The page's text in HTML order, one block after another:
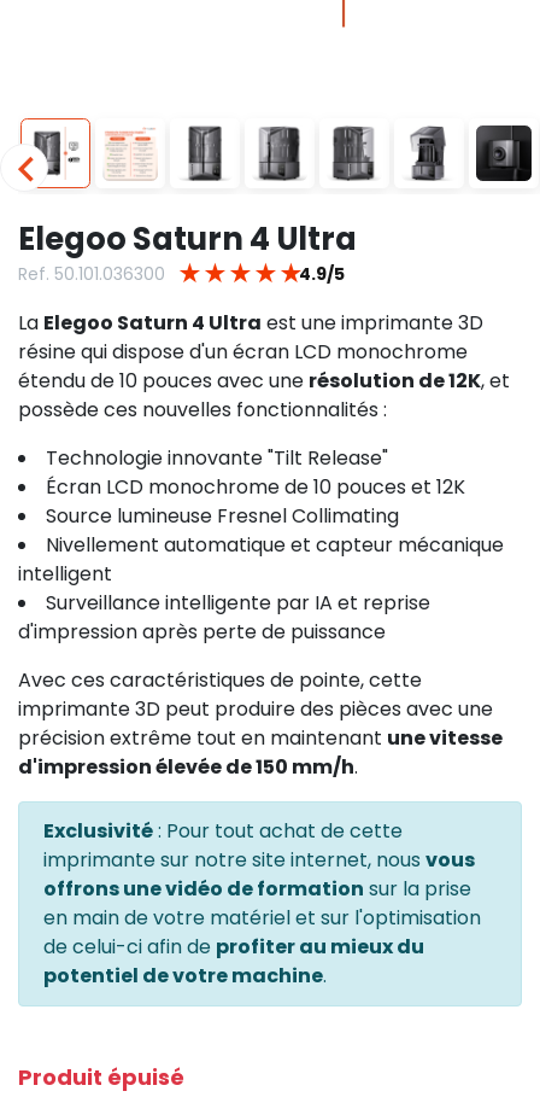
Elegoo Saturn 4 Ultra
Ref. 50.101.036300 ★ ★ ★ ★ ★4.9/5
La Elegoo Saturn 4 Ultra est une imprimante 3D
résine qui dispose d'un écran LCD monochrome
étendu de 10 pouces avec une résolution de 12K, et
possède ces nouvelles fonctionnalités :
Technologie innovante "Tilt Release"
Écran LCD monochrome de 10 pouces et 12K
Source lumineuse Fresnel Collimating
Nivellement automatique et capteur mécanique
intelligent
Surveillance intelligente par IA et reprise
d'impression après perte de puissance
Avec ces caractéristiques de pointe, cette
imprimante 3D peut produire des pièces avec une
précision extrême tout en maintenant une vitesse
d'impression élevée de 150 mm/h.
Exclusivité: Pour tout achat de cette
imprimante sur notre site internet, nous vous
offrons une vidéo de formation sur la prise
en main de votre matériel et sur l'optimisation
de celui-ci afin de profiter au mieux du
potentiel de votre machine.
Produit épuisé